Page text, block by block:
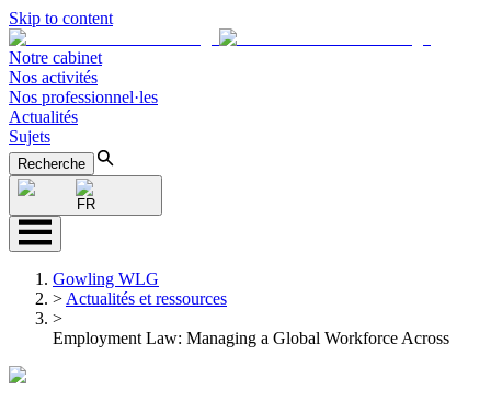
Skip to content
Notre cabinet
Nos activités
Nos professionnel·les
Actualités
Sujets
Recherche
FR
Gowling WLG
> Actualités et ressources
>
Employment Law: Managing a Global Workforce Across